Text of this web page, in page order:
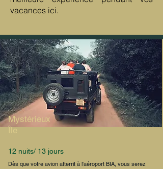
vacances ici.
Mystérieux
Île
12 nuits/ 13 jours
Dès que votre avion atterrit à l'aéroport BIA, vous serez